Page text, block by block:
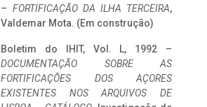
– FORTIFICAÇÃO DA ILHA TERCEIRA,
Valdemar Mota. (Em construção)
Boletim do IHIT, Vol. L, 1992 –
DOCUMENTAÇÃO SOBRE AS
FORTIFICAÇÕES DOS AÇORES
EXISTENTES NOS ARQUIVOS DE